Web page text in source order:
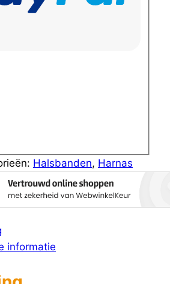
Halsbanden, Harnas
informatie